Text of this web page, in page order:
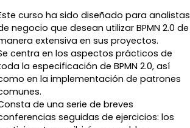
curso ha sido diseñado para analistas
negocio que desean utilizar BPMN 2.0 de
extensiva en sus proyectos.
centra en los aspectos prácticos de
la especificación de BPMN 2.0, así
en la implementación de patrones
de una serie de breves
seguidas de ejercicios: los